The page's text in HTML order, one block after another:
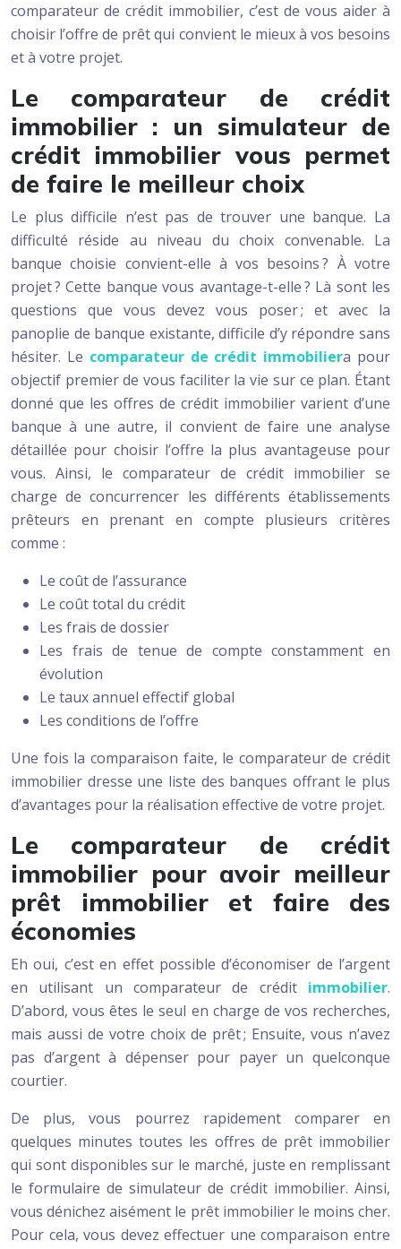
comparateur de crédit immobilier, c’est de vous aider à
choisir l’offre de prêt qui convient le mieux à vos besoins
et à votre projet.
Le comparateur de crédit
immobilier : un simulateur de
crédit immobilier vous permet
de faire le meilleur choix
Le plus difficile n’est pas de trouver une banque. La
difficulté réside au niveau du choix convenable. La
banque choisie convient-elle à vos besoins ? À votre
projet ? Cette banque vous avantage-t-elle ? Là sont les
questions que vous devez vous poser ; et avec la
panoplie de banque existante, difficile d’y répondre sans
hésiter. Le comparateur de crédit immobiliera pour
objectif premier de vous faciliter la vie sur ce plan. Étant
donné que les offres de crédit immobilier varient d’une
banque à une autre, il convient de faire une analyse
détaillée pour choisir l’offre la plus avantageuse pour
vous. Ainsi, le comparateur de crédit immobilier se
charge de concurrencer les différents établissements
prêteurs en prenant en compte plusieurs critères
comme :
Le coût de l’assurance
Le coût total du crédit
Les frais de dossier
Les frais de tenue de compte constamment en
évolution
Le taux annuel effectif global
Les conditions de l’offre
Une fois la comparaison faite, le comparateur de crédit
immobilier dresse une liste des banques offrant le plus
d’avantages pour la réalisation effective de votre projet.
Le comparateur de crédit
immobilier pour avoir meilleur
prêt immobilier et faire des
économies
Eh oui, c’est en effet possible d’économiser de l’argent
en utilisant un comparateur de crédit immobilier.
D’abord, vous êtes le seul en charge de vos recherches,
mais aussi de votre choix de prêt ; Ensuite, vous n’avez
pas d’argent à dépenser pour payer un quelconque
courtier.
De plus, vous pourrez rapidement comparer en
quelques minutes toutes les offres de prêt immobilier
qui sont disponibles sur le marché, juste en remplissant
le formulaire de simulateur de crédit immobilier. Ainsi,
vous dénichez aisément le prêt immobilier le moins cher.
Pour cela, vous devez effectuer une comparaison entre